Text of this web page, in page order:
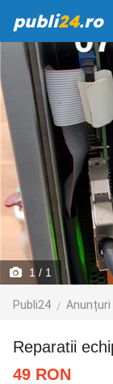
publi24.ro
1 / 1
Publi24 Anunțuri
Reparatii
49 RON